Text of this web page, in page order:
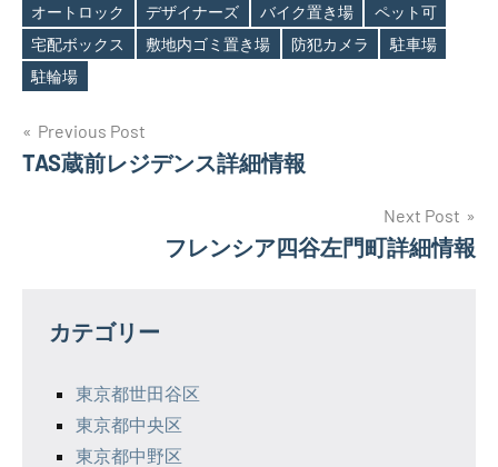
Tags
オートロック
デザイナーズ バイク置き場
ペット可
宅配ボックス
敷地内ゴミ置き場 防犯カメラ
駐車場
駐輪場
投
稿
ー
Previous Post
TAS蔵前レジデンス詳細情報
Next Post
フレンシア四谷左門町詳細情報
カテゴリー
東京都世田谷区
東京都中央区
東京都中野区